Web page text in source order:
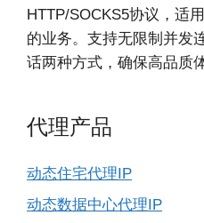
HTTP/SOCKS5协议，适
的业务。支持无限制并发
话两种方式，确保高品质
代理产品
动态住宅代理IP
动态数据中心代理IP